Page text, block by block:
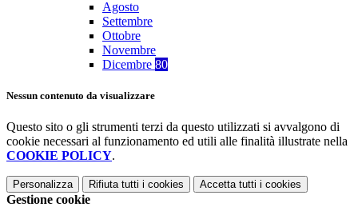
Agosto
Settembre
Ottobre
Novembre
Dicembre 80
Nessun contenuto da visualizzare
Questo sito o gli strumenti terzi da questo utilizzati si avvalgono di
cookie necessari al funzionamento ed utili alle finalità illustrate nella
COOKIE POLICY.
Personalizza Rifiuta tutti i cookies Accetta tutti i cookies
Gestione cookie